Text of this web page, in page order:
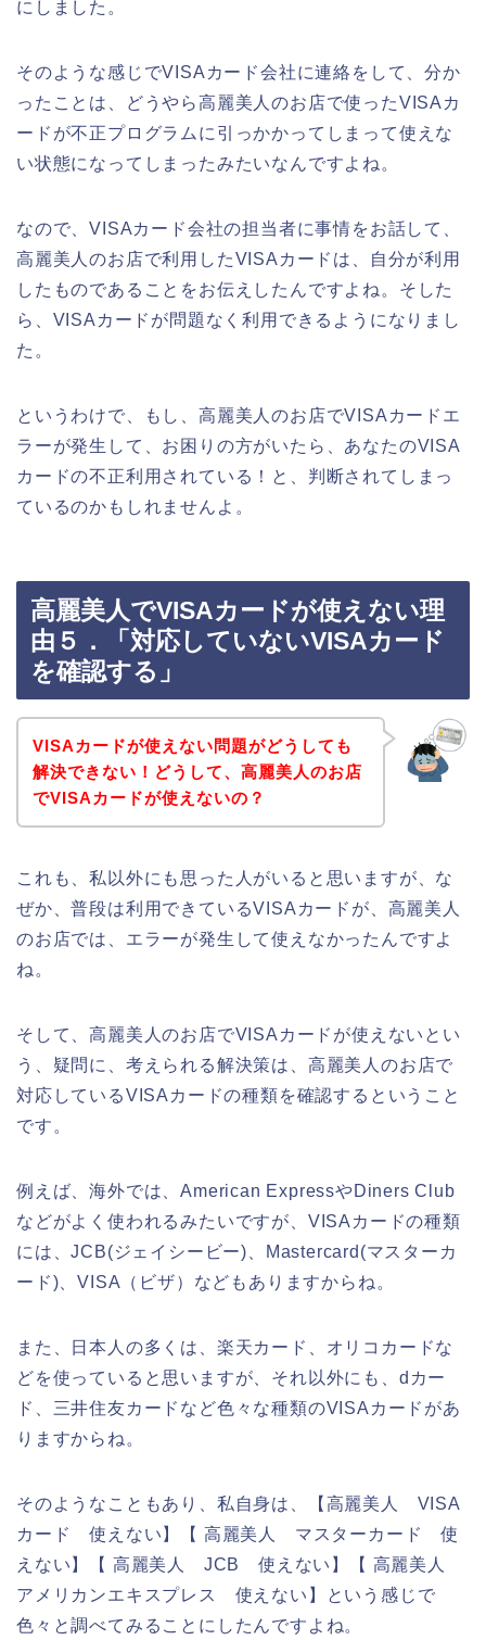
にしました。
そのような感じでVISAカード会社に連絡をして、分か
ったことは、どうやら高麗美人のお店で使ったVISAカ
ードが不正プログラムに引っかかってしまって使えな
い状態になってしまったみたいなんですよね。
なので、VISAカード会社の担当者に事情をお話して、
高麗美人のお店で利用したVISAカードは、自分が利用
したものであることをお伝えしたんですよね。そした
ら、VISAカードが問題なく利用できるようになりまし
た。
というわけで、もし、高麗美人のお店でVISAカードエ
ラーが発生して、お困りの方がいたら、あなたのVISA
カードの不正利用されている！と、判断されてしまっ
ているのかもしれませんよ。
高麗美人でVISAカードが使えない理
由５．「対応していないVISAカード
を確認する」
VISAカードが使えない問題がどうしても
解決できない！どうして、高麗美人のお店
でVISAカードが使えないの？
これも、私以外にも思った人がいると思いますが、な
ぜか、普段は利用できているVISAカードが、高麗美人
のお店では、エラーが発生して使えなかったんですよ
ね。
そして、高麗美人のお店でVISAカードが使えないとい
う、疑問に、考えられる解決策は、高麗美人のお店で
対応しているVISAカードの種類を確認するということ
です。
例えば、海外では、American ExpressやDiners Club
などがよく使われるみたいですが、VISAカードの種類
には、JCB(ジェイシービー)、Mastercard(マスターカ
ード)、VISA（ビザ）などもありますからね。
また、日本人の多くは、楽天カード、オリコカードな
どを使っていると思いますが、それ以外にも、dカー
ド、三井住友カードなど色々な種類のVISAカードがあ
りますからね。
そのようなこともあり、私自身は、【高麗美人 VISA
カード 使えない】【 高麗美人 マスターカード 使
えない】【 高麗美人 JCB 使えない】【 高麗美人
アメリカンエキスプレス 使えない】という感じで
色々と調べてみることにしたんですよね。